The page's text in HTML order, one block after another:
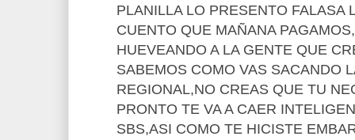
PLANILLA LO PRESENTO FALASA
CUENTO QUE MAÑANA
HUEVEANDO A LA GENTE QUE
SABEMOS COMO VAS SACANDO
REGIONAL,NO CREAS QUE TU
PRONTO TE VA A CAER
SBS,ASI COMO TE HICISTE